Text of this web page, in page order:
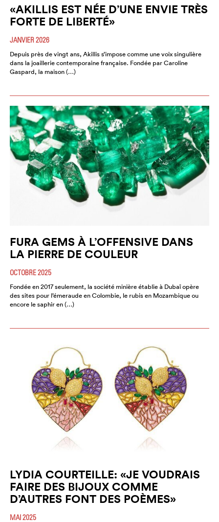
«AKILLIS EST NÉE D’UNE ENVIE TRÈS
FORTE DE LIBERTÉ»
JANVIER 2026
Depuis près de vingt ans, Akillis s’impose comme une voix singulière
dans la joaillerie contemporaine française. Fondée par Caroline
Gaspard, la maison (…)
FURA GEMS À L’OFFENSIVE DANS
LA PIERRE DE COULEUR
OCTOBRE 2025
Fondée en 2017 seulement, la société minière établie à Dubaï opère
des sites pour l’émeraude en Colombie, le rubis en Mozambique ou
encore le saphir en (…)
LYDIA COURTEILLE: «JE VOUDRAIS
FAIRE DES BIJOUX COMME
D’AUTRES FONT DES POÈMES»
MAI 2025